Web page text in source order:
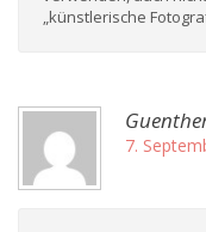
„künstlerische
7.